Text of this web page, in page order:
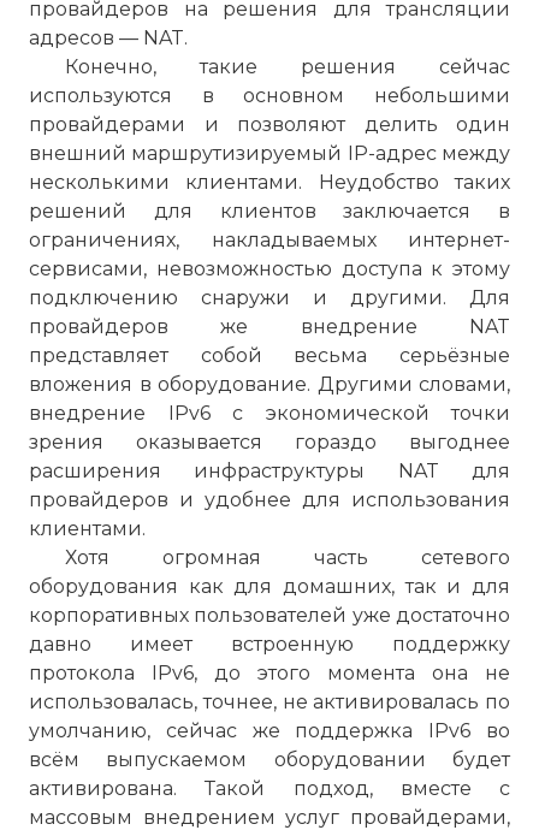
провайдеров на решения для трансляции
адресов — NAT.
Конечно, такие решения сейчас
используются в основном небольшими
провайдерами и позволяют делить один
внешний маршрутизируемый IP-адрес между
несколькими клиентами. Неудобство таких
решений для клиентов заключается в
ограничениях, накладываемых интернет-
сервисами, невозможностью доступа к этому
подключению снаружи и другими. Для
провайдеров же внедрение NAT
представляет собой весьма серьёзные
вложения в оборудование. Другими словами,
внедрение IPv6 с экономической точки
зрения оказывается гораздо выгоднее
расширения инфраструктуры NAT для
провайдеров и удобнее для использования
клиентами.
Хотя огромная часть сетевого
оборудования как для домашних, так и для
корпоративных пользователей уже достаточно
давно имеет встроенную поддержку
протокола IPv6, до этого момента она не
использовалась, точнее, не активировалась по
умолчанию, сейчас же поддержка IPv6 во
всём выпускаемом оборудовании будет
активирована. Такой подход, вместе с
массовым внедрением услуг провайдерами,
☓
Спроектированный с учетом роста Сети,
протокол IPv6 обеспечивает 340
триллионов триллионов триллионов
уникальных адресов. Такое огромное
адресное пространство учитывает рост и
развитие интернета и интернет-услуг в
ближайшем будущем. Как ранее
отмечали эксперты, несмотря на явные
преимущества нового протокола,
переход к его использованию идет
достаточно медленно. Интернет-
провайдеры пока не готовы нести
большие затраты на модернизацию
своей сетевой инфраструктуры для
внедрения IPv6.
Фото статьи: